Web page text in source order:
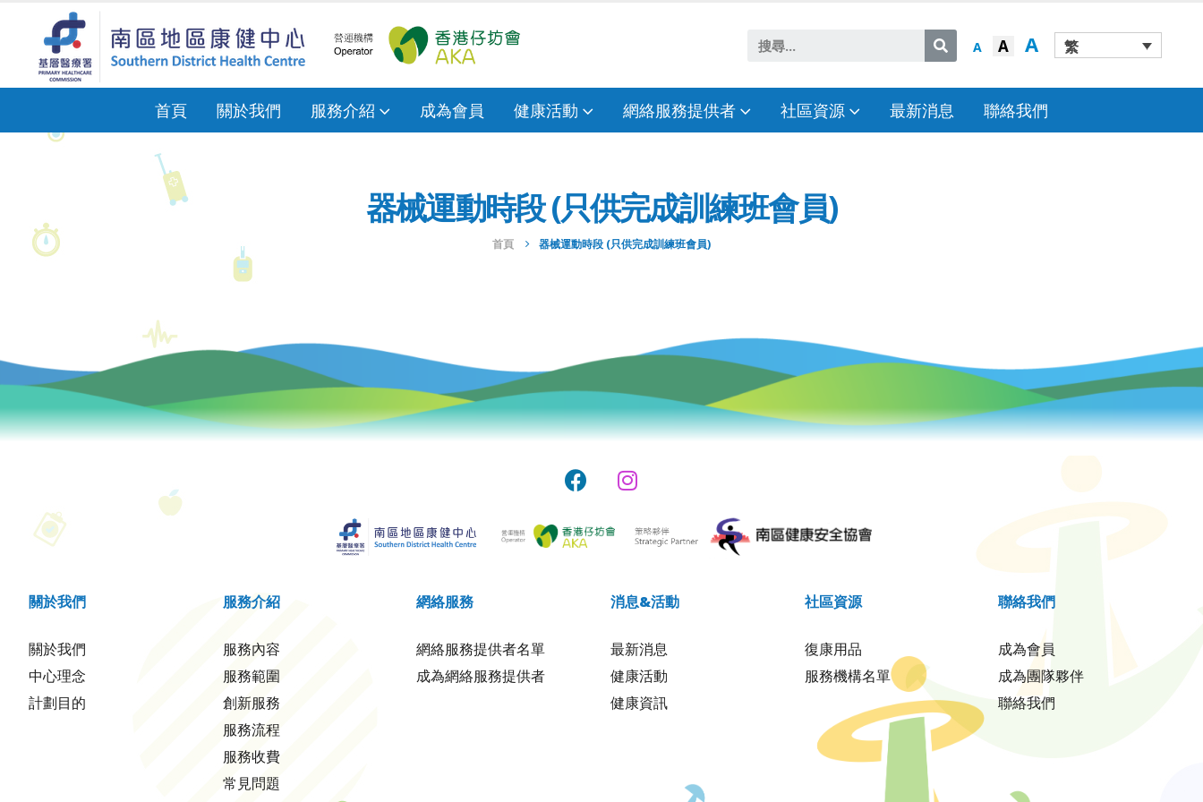
A A A 繁
首頁 關於我們 服務介紹 成為會員 健康活動 網絡服務提供者 社區資源 最新消息 聯絡我們
器械運動時段 (只供完成訓練班會員)
首頁 器械運動時段 (只供完成訓練班會員)
關於我們
關於我們
中心理念
計劃目的
服務介紹
服務內容
服務範圍
創新服務
服務流程
服務收費
常見問題
網絡服務
網絡服務提供者名單
成為網絡服務提供者
消息&活動
最新消息
健康活動
健康資訊
社區資源
復康用品
服務機構名單
聯絡我們
成為會員
成為團隊夥伴
聯絡我們